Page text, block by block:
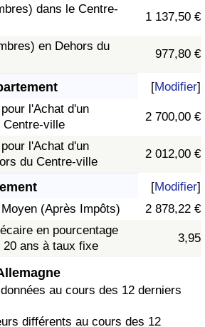
dans le Centre-
1 137,50 €
en Dehors du
977,80 €
[Modifier]
l'Achat d'un
Centre-ville
2 700,00 €
l'Achat d'un
du Centre-ville
2 012,00 €
[Modifier]
(Après Impôts)
2 878,22 €
en pourcentage
ans à taux fixe
3,95
au cours des 12 derniers
différents au cours des 12